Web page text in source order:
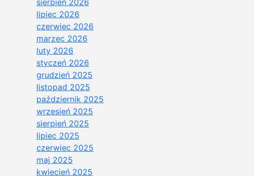
sierpień 2026
lipiec 2026
czerwiec 2026
marzec 2026
luty 2026
styczeń 2026
grudzień 2025
listopad 2025
październik 2025
wrzesień 2025
sierpień 2025
lipiec 2025
czerwiec 2025
maj 2025
kwiecień 2025